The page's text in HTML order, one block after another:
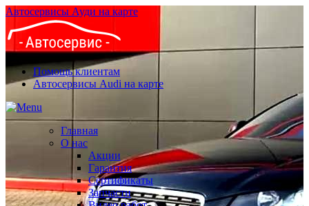
Автосервисы Ауди на карте
Помощь клиентам
Автосервисы Audi на карте
Главная
О нас
Акции
Гарантия
Сертификаты
Запчасти